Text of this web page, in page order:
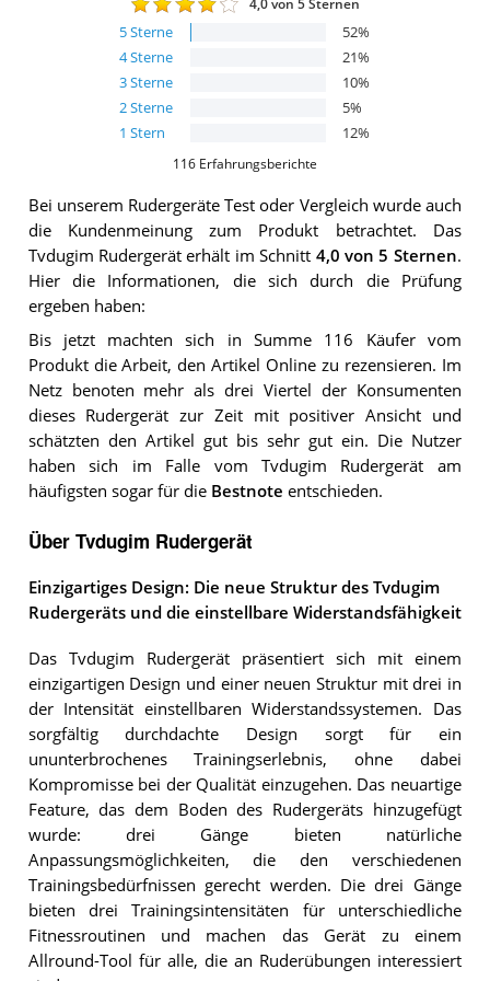
4,0von 5 Sternen
5Sterne 52%
4Sterne 21%
3Sterne 10%
2Sterne 5%
1 Stern 12%
116 Erfahrungsberichte
Bei unserem Rudergeräte Test oder Vergleich wurde auch
die Kundenmeinung zum Produkt betrachtet.
Das
Tvdugim Rudergeräterhält im Schnitt 4,0 von 5 Sternen.
Hier die Informationen, die sich durch die Prüfung
ergeben haben:
Bis jetzt machten sich in Summe 116 Käufer vom
Produkt die Arbeit, den Artikel Online zu rezensieren. Im
Netz benoten mehr als drei Viertel der Konsumenten
dieses Rudergerät zur Zeit mit positiver Ansicht und
schätzten den Artikel gut bis sehr gut ein. Die Nutzer
haben sich im Falle vom Tvdugim Rudergerät am
häufigsten sogar für die Bestnote entschieden.
Über Tvdugim Rudergerät
Einzigartiges Design: Die neue Struktur des Tvdugim
Rudergeräts und die einstellbare Widerstandsfähigkeit
Das Tvdugim Rudergerät präsentiert sich mit einem
einzigartigen Design und einer neuen Struktur mit drei in
der Intensität einstellbaren Widerstandssystemen. Das
sorgfältig durchdachte Design sorgt für ein
ununterbrochenes Trainingserlebnis, ohne dabei
Kompromisse bei der Qualität einzugehen. Das neuartige
Feature, das dem Boden des Rudergeräts hinzugefügt
wurde: drei Gänge bieten natürliche
Anpassungsmöglichkeiten, die den verschiedenen
Trainingsbedürfnissen gerecht werden. Die drei Gänge
bieten drei Trainingsintensitäten für unterschiedliche
Fitnessroutinen und machen das Gerät zu einem
Allround-Tool für alle, die an Ruderübungen interessiert